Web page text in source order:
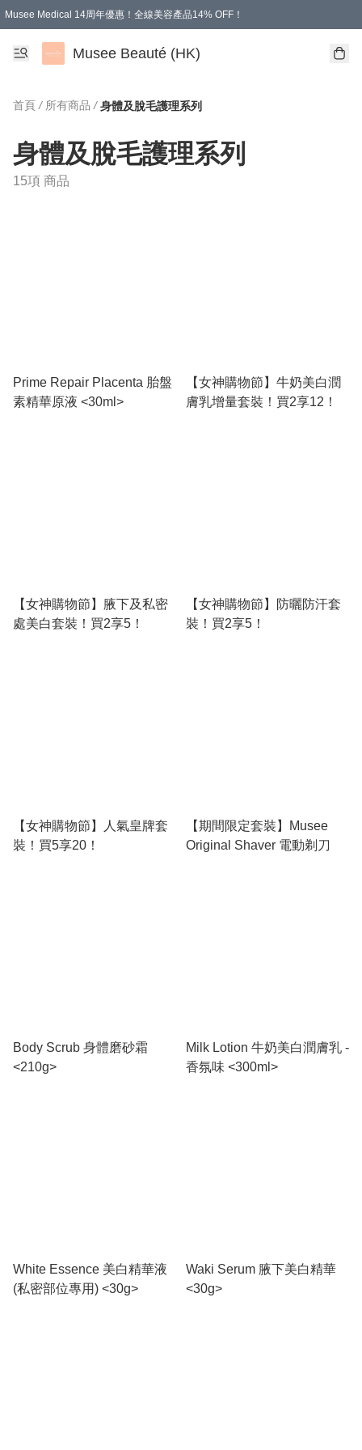
Musee Medical 14周年優惠！全線美容產品14% OFF！
凡購物滿HKD 500.00即享運費減免優惠
Musee Beauté (HK)
首頁 / 所有商品 / 身體及脫毛護理系列
身體及脫毛護理系列
15項 商品
Prime Repair Placenta 胎盤
素精華原液 <30ml>
【女神購物節】牛奶美白潤
膚乳增量套裝！買2享12！
【女神購物節】腋下及私密
處美白套裝！買2享5！
【女神購物節】防曬防汗套
裝！買2享5！
【女神購物節】人氣皇牌套
裝！買5享20！
【期間限定套裝】Musee
Original Shaver 電動剃刀
Body Scrub 身體磨砂霜
<210g>
Milk Lotion 牛奶美白潤膚乳 -
香氛味 <300ml>
White Essence 美白精華液
(私密部位專用) <30g>
Waki Serum 腋下美白精華
<30g>